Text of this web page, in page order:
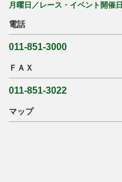
月曜日／レース・イベント開催日
電話
011-851-3000
ＦＡＸ
011-851-3022
マップ